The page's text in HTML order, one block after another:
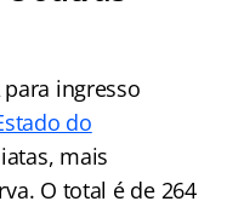
para ingresso
do
mais
O total é de 264